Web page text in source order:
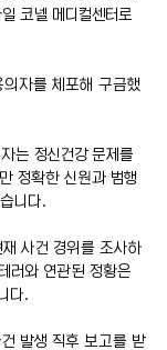
코넬 메디컬센터로
자를 체포해 구금했
는 정신건강 문제를
정확한 신원과 범행
니다.
사건 경위를 조사하
러와 연관된 정황은
다.
발생 직후 보고를 받